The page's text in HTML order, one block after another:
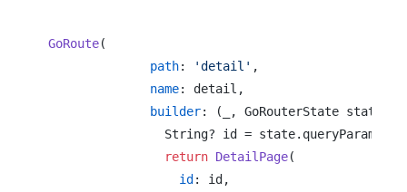
GoRoute(
path: 'detail' ,
name: detail,
builder: (_, GoRouterState state) {
                String? id = state.queryParams[
return DetailPage(
id: id,